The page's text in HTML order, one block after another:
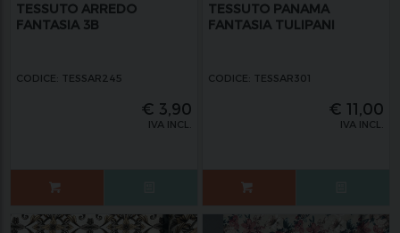
TESSUTO ARREDO
FANTASIA 3B
CODICE: TESSAR245
€ 3,90
IVA INCL.
TESSUTO PANAMA
FANTASIA TULIPANI
CODICE: TESSAR301
€ 11,00
IVA INCL.